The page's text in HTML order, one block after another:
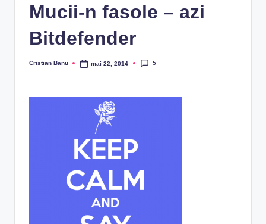
Mucii-n fasole – azi
Bitdefender
Posted
Cristian Banu mai 22, 2014 5